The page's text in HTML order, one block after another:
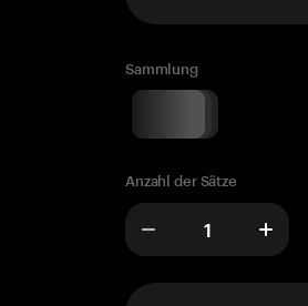
Sammlung
Anzahl der Sätze